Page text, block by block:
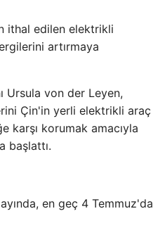
ithal edilen elektrikli
artırmaya
Ursula von der Leyen,
Çin'in yerli elektrikli araç
karşı korumak amacıyla
başlattı.
en geç 4 Temmuz'da